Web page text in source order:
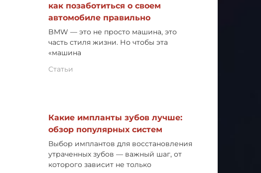
как позаботиться о своем
автомобиле правильно
BMW — это не просто машина, это
часть стиля жизни. Но чтобы эта
«машина
Статьи
Какие импланты зубов лучше:
обзор популярных систем
Выбор имплантов для восстановления
утраченных зубов — важный шаг, от
которого зависит не только